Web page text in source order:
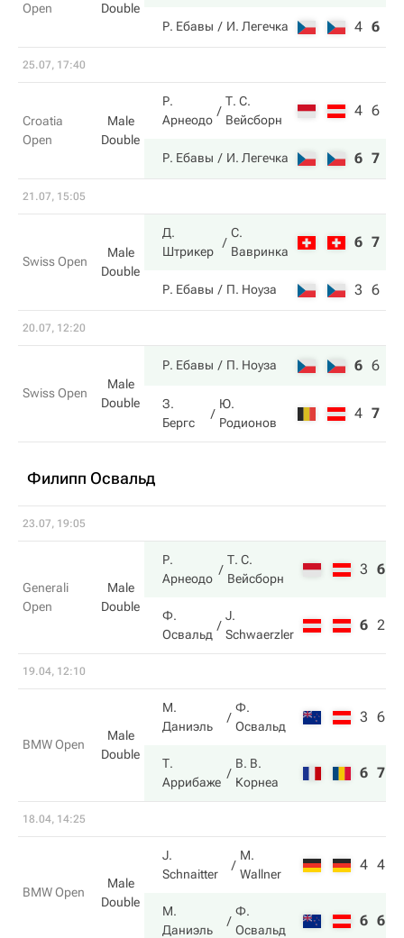
Open
Double
Р. Ебавы
И. Легечка 4 6
25.07, 17:40
Croatia
Open
Male
Double
Р.
Арнеодо
Т. С.
Вейсборн
4 6
Р. Ебавы И. Легечка 6 7
21.07, 15:05
Swiss Open
Male
Double
Д.
Штрикер
С.
Вавринка
6 7
Р. Ебавы П. Ноуза 3 6
20.07, 12:20
Swiss Open
Male
Double
Р. Ебавы П. Ноуза 6 6
З.
Бергс
Ю.
Родионов
4 7
Филипп Освальд
23.07, 19:05
Generali
Open
Male
Double
Р.
Арнеодо
Т. С.
Вейсборн
3 6
Ф.
Освальд
J.
Schwaerzler
6 2
19.04, 12:10
BMW Open
Male
Double
М.
Даниэль
Ф.
Освальд
3 6
Т.
Аррибаже
В. В.
Корнеа
6 7
18.04, 14:25
BMW Open
Male
Double
J.
Schnaitter
M.
Wallner
4 4
М.
Даниэль
Ф.
Освальд
6 6